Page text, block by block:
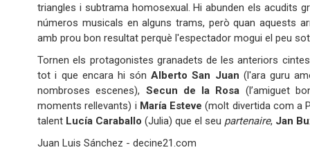
triangles i subtrama homosexual. Hi abunden els acudits
números musicals en alguns trams, però quan aquests
amb prou bon resultat perquè l'espectador mogui el peu
Tornen els protagonistes granadets de les anteriors
tot i que encara hi sónAlberto San Juan (l'ara guru
nombroses escenes), Secun de la Rosa (l’amiguet
moments rellevants) i María Esteve(molt divertida com a
talent Lucía Caraballo (Julia) que el seu partenaire, Jan
Juan Luis Sánchez - decine21.com